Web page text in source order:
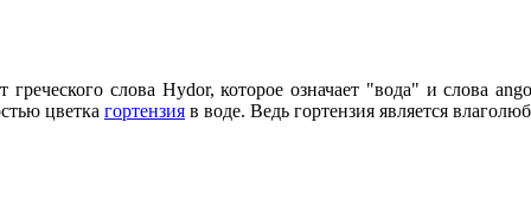
слова Hydor, которое означает "вода" и слова
цветка гортензия в воде. Ведь гортензия является